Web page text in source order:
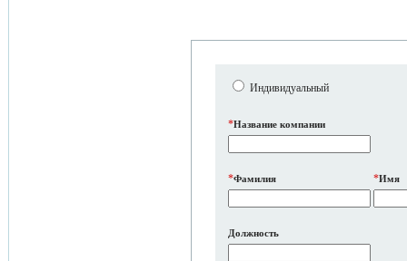
Индивидуальный
*Название компании
*Фамилия *Имя
Должность